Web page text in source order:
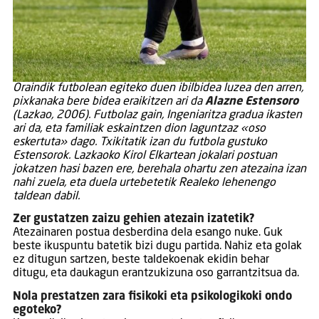
Oraindik futbolean egiteko duen ibilbidea luzea den arren,
pixkanaka bere bidea eraikitzen ari daAlazne Estensoro
(Lazkao, 2006). Futbolaz gain, Ingeniaritza gradua ikasten
ari da, eta familiak eskaintzen dion laguntzaz «oso
eskertuta» dago. Txikitatik izan du futbola gustuko
Estensorok. Lazkaoko Kirol Elkartean jokalari postuan
jokatzen hasi bazen ere, berehala ohartu zen atezaina izan
nahi zuela, eta duela urtebetetik Realeko lehenengo
taldean dabil.
Zer gustatzen zaizu gehien atezain izatetik?
Atezainaren postua desberdina dela esango nuke. Guk
beste ikuspuntu batetik bizi dugu partida. Nahiz eta golak
ez ditugun sartzen, beste taldekoenak ekidin behar
ditugu, eta daukagun erantzukizuna oso garrantzitsua da.
Nola prestatzen zara fisikoki eta psikologikoki ondo
egoteko?